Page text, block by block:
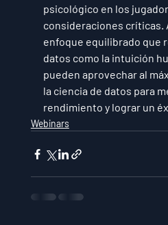
psicológico en los
consideraciones críticas.
enfoque equilibrado que
datos como la intuición
pueden aprovechar al
la ciencia de datos para
rendimiento y lograr un
Webinars